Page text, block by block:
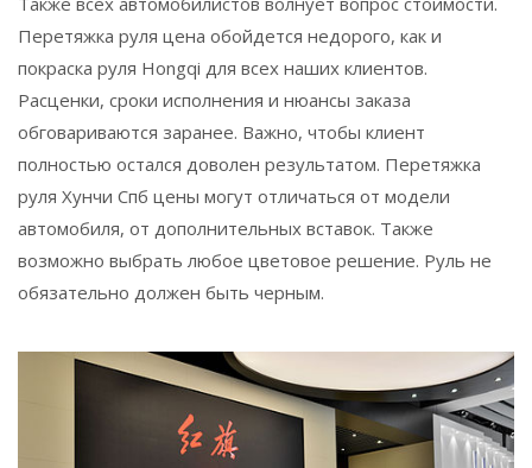
Перетяжка руля цена обойдется недорого, как и
покраска руля Hongqi для всех наших клиентов.
Расценки, сроки исполнения и нюансы заказа
обговариваются заранее. Важно, чтобы клиент
полностью остался доволен результатом. Перетяжка
руля Хунчи Спб цены могут отличаться от модели
автомобиля, от дополнительных вставок. Также
возможно выбрать любое цветовое решение. Руль не
обязательно должен быть черным.